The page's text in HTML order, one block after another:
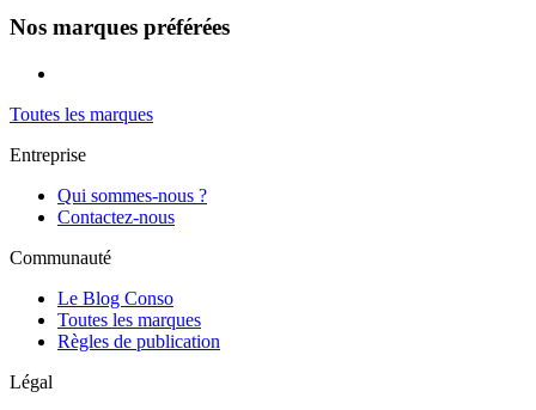
Nos marques préférées
Toutes les marques
Entreprise
Qui sommes-nous ?
Contactez-nous
Communauté
Le Blog Conso
Toutes les marques
Règles de publication
Légal